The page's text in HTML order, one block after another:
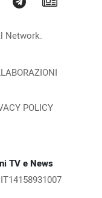
Network.
POLICY
TV e News